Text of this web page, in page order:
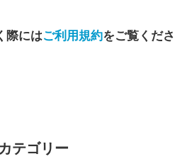
際にはご利用規約をご覧くださ
カテゴリー